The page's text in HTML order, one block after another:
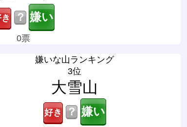
？
0票
嫌いな山ランキング
3位
大雪山
？